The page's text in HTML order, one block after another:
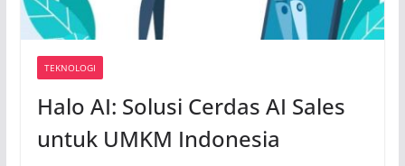
TEKNOLOGI
Halo AI: Solusi Cerdas AI Sales
untuk UMKM Indonesia